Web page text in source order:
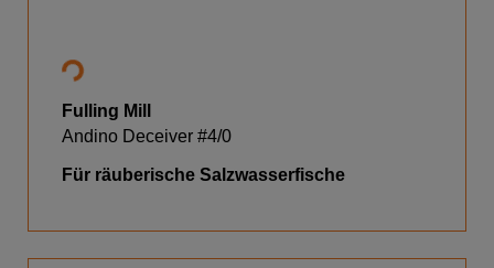
Fulling Mill
Andino Deceiver #4/0
Für räuberische Salzwasserfische